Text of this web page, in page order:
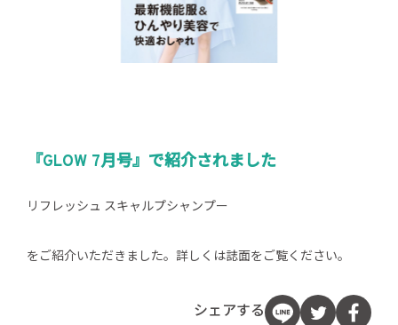
『GLOW 7月号』で紹介されました
リフレッシュ スキャルプシャンプー
をご紹介いただきました。詳しくは誌面をご覧ください。
シェアする